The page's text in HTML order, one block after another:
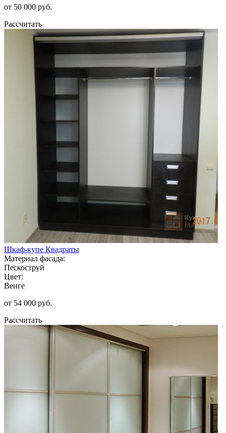
от 50 000 руб.
Рассчитать
Шкаф-купе Квадраты
Материал фасада:
Пескоструй
Цвет:
Венге
от 54 000 руб.
Рассчитать